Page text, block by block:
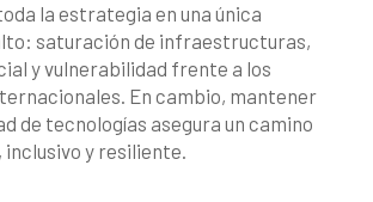
la estrategia en una única
saturación de infraestructuras,
y vulnerabilidad frente a los
En cambio, mantener
de tecnologías asegura un camino
inclusivo y resiliente.